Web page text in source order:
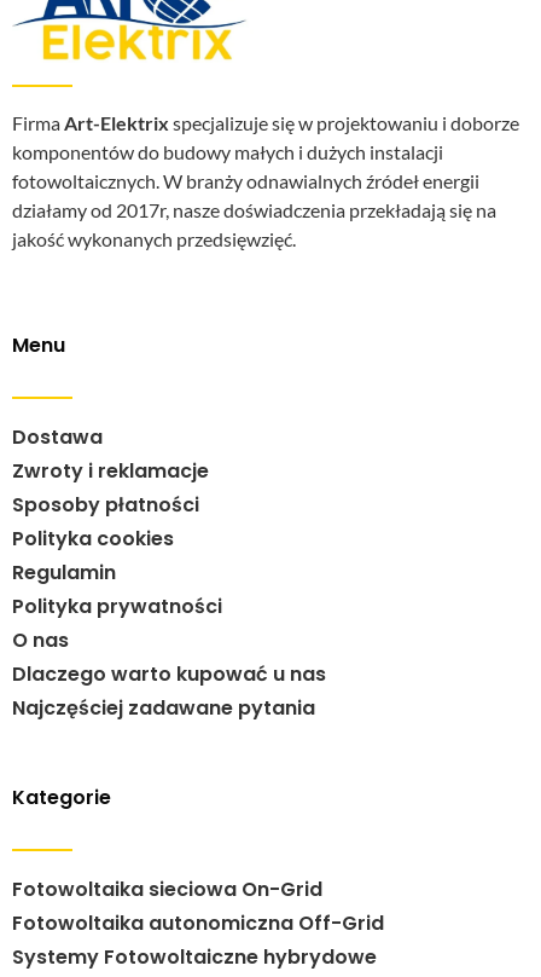
Firma Art-Elektrix specjalizuje się w projektowaniu i doborze
komponentów do budowy małych i dużych instalacji
fotowoltaicznych. W branży odnawialnych źródeł energii
działamy od 2017r, nasze doświadczenia przekładają się na
jakość wykonanych przedsięwzięć.
Menu
Dostawa
Zwroty i reklamacje
Sposoby płatności
Polityka cookies
Regulamin
Polityka prywatności
O nas
Dlaczego warto kupować u nas
Najczęściej zadawane pytania
Kategorie
Fotowoltaika sieciowa On-Grid
Fotowoltaika autonomiczna Off-Grid
Systemy Fotowoltaiczne hybrydowe